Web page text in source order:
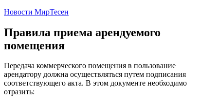
Новости МирТесен
Правила приема арендуемого
помещения
Передача коммерческого помещения в пользование
арендатору должна осуществляться путем подписания
соответствующего акта. В этом документе необходимо
отразить: